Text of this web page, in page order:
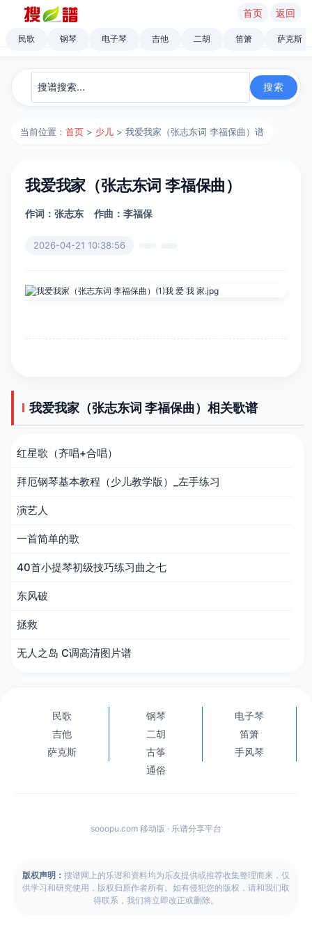
首页 返回
民歌 钢琴 电子琴 吉他 二胡 笛箫 萨克斯
当前位置：首页 > 少儿 > 我爱我家（张志东词 李福保曲）谱
我爱我家（张志东词 李福保曲）
作词：张志东 作曲：李福保
2026-04-21 10:38:56
我爱我家（张志东词 李福保曲）相关歌谱
红星歌（齐唱+合唱）
拜厄钢琴基本教程（少儿教学版）_左手练习
演艺人
一首简单的歌
40首小提琴初级技巧练习曲之七
东风破
拯救
无人之岛 C调高清图片谱
民歌 钢琴
电子琴
吉他
二胡
笛箫
萨克斯
古筝
手风琴
通俗
sooopu.com 移动版 · 乐谱分享平台
版权声明： 搜谱网上的乐谱和资料均为乐友提供或推荐收集整理而来，仅
供学习和研究使用，版权归原作者所有。如有侵犯您的版权，请和我们取
得联系，我们将立即改正或删除。